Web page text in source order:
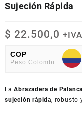
Sujeción Rápida
$ 22.500,0 +IVA
COP
Peso Colombiano
American Dollar
LaAbrazadera de
sujeción rápida, robusto